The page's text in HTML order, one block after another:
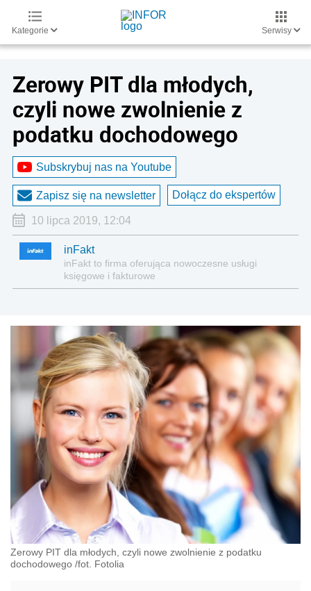
Kategorie Serwisy
Zerowy PIT dla młodych,
czyli nowe zwolnienie z
podatku dochodowego
Subskrybuj nas na Youtube
Zapisz się na newsletter Dołącz do ekspertów
10 lipca 2019, 12:04
inFakt
inFakt to firma oferująca nowoczesne usługi
księgowe i fakturowe
Zerowy PIT dla młodych, czyli nowe zwolnienie z podatku
dochodowego /fot. Fotolia